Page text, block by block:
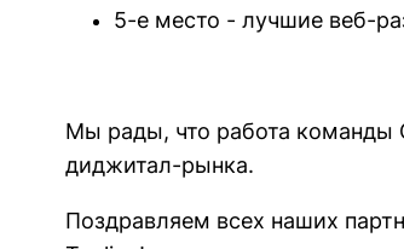
5-е место - лучшие веб-
Мы рады, что работа команды
диджитал-рынка.
Поздравляем всех наших